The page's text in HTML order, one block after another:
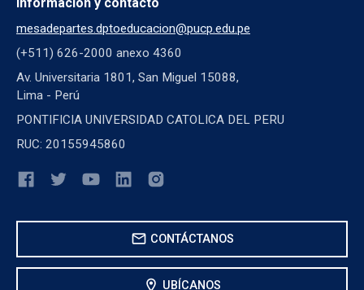
mesadepartes.dptoeducacion@pucp.edu.pe
(+511) 626-2000 anexo 4360
Av. Universitaria 1801, San Miguel 15088,
Lima - Perú
PONTIFICIA UNIVERSIDAD CATOLICA DEL PERU
RUC: 20155945860
mail CONTÁCTANOS
location_on UBÍCANOS